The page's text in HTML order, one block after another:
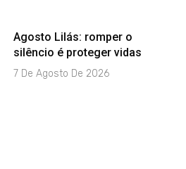
Agosto Lilás: romper o
silêncio é proteger vidas
7 De Agosto De 2026